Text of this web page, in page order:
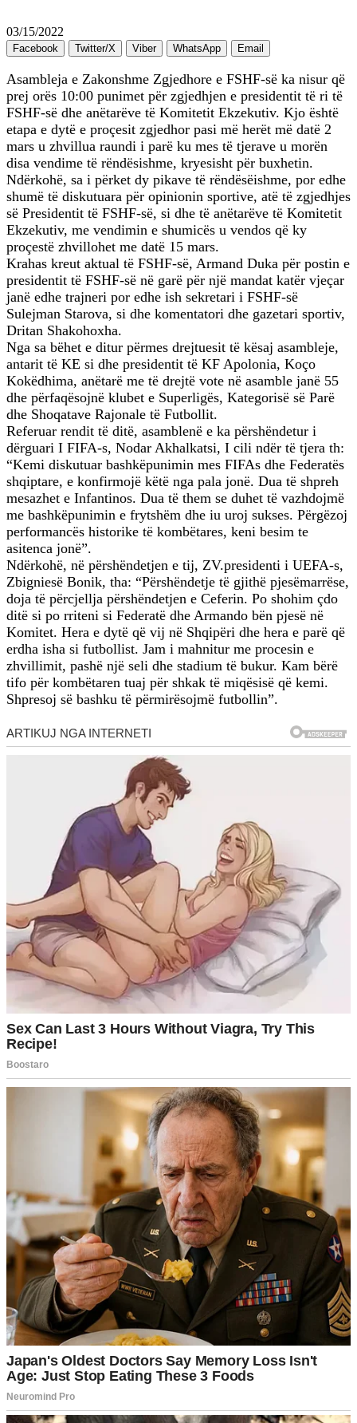
03/15/2022
Facebook Twitter/X Viber WhatsApp Email
Asambleja e Zakonshme Zgjedhore e FSHF-së ka nisur që
prej orës 10:00 punimet për zgjedhjen e presidentit të ri të
FSHF-së dhe anëtarëve të Komitetit Ekzekutiv. Kjo është
etapa e dytë e proçesit zgjedhor pasi më herët më datë 2
mars u zhvillua raundi i parë ku mes të tjerave u morën
disa vendime të rëndësishme, kryesisht për buxhetin.
Ndërkohë, sa i përket dy pikave të rëndësëishme, por edhe
shumë të diskutuara për opinionin sportive, atë të zgjedhjes
së Presidentit të FSHF-së, si dhe të anëtarëve të Komitetit
Ekzekutiv, me vendimin e shumicës u vendos që ky
proçestë zhvillohet me datë 15 mars.
Krahas kreut aktual të FSHF-së, Armand Duka për postin e
presidentit të FSHF-së në garë për një mandat katër vjeçar
janë edhe trajneri por edhe ish sekretari i FSHF-së
Sulejman Starova, si dhe komentatori dhe gazetari sportiv,
Dritan Shakohoxha.
Nga sa bëhet e ditur përmes drejtuesit të kësaj asambleje,
antarit të KE si dhe presidentit të KF Apolonia, Koço
Kokëdhima, anëtarë me të drejtë vote në asamble janë 55
dhe përfaqësojnë klubet e Superligës, Kategorisë së Parë
dhe Shoqatave Rajonale të Futbollit.
Referuar rendit të ditë, asamblenë e ka përshëndetur i
dërguari I FIFA-s, Nodar Akhalkatsi, I cili ndër të tjera th:
“Kemi diskutuar bashkëpunimin mes FIFAs dhe Federatës
shqiptare, e konfirmojë këtë nga pala jonë. Dua të shpreh
mesazhet e Infantinos. Dua të them se duhet të vazhdojmë
me bashkëpunimin e frytshëm dhe iu uroj sukses. Përgëzoj
performancës historike të kombëtares, keni besim te
asitenca jonë”.
Ndërkohë, në përshëndetjen e tij, ZV.presidenti i UEFA-s,
Zbigniesë Bonik, tha: “Përshëndetje të gjithë pjesëmarrëse,
doja të përcjellja përshëndetjen e Ceferin. Po shohim çdo
ditë si po rriteni si Federatë dhe Armando bën pjesë në
Komitet. Hera e dytë që vij në Shqipëri dhe hera e parë që
erdha isha si futbollist. Jam i mahnitur me procesin e
zhvillimit, pashë një seli dhe stadium të bukur. Kam bërë
tifo për kombëtaren tuaj për shkak të miqësisë që kemi.
Shpresoj së bashku të përmirësojmë futbollin”.